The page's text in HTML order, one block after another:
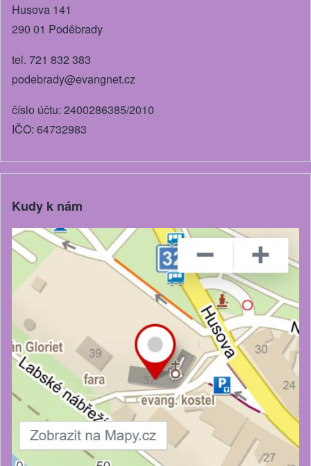
Husova 141
290 01 Poděbrady
tel. 721 832 383
podebrady@evangnet.cz
číslo účtu: 2400286385/2010
IČO: 64732983
Kudy k nám